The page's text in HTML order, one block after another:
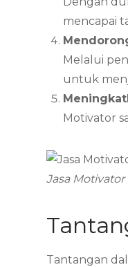
mencapai
Melalui
untuk
Motivator
Jasa Motivator
Tantangan